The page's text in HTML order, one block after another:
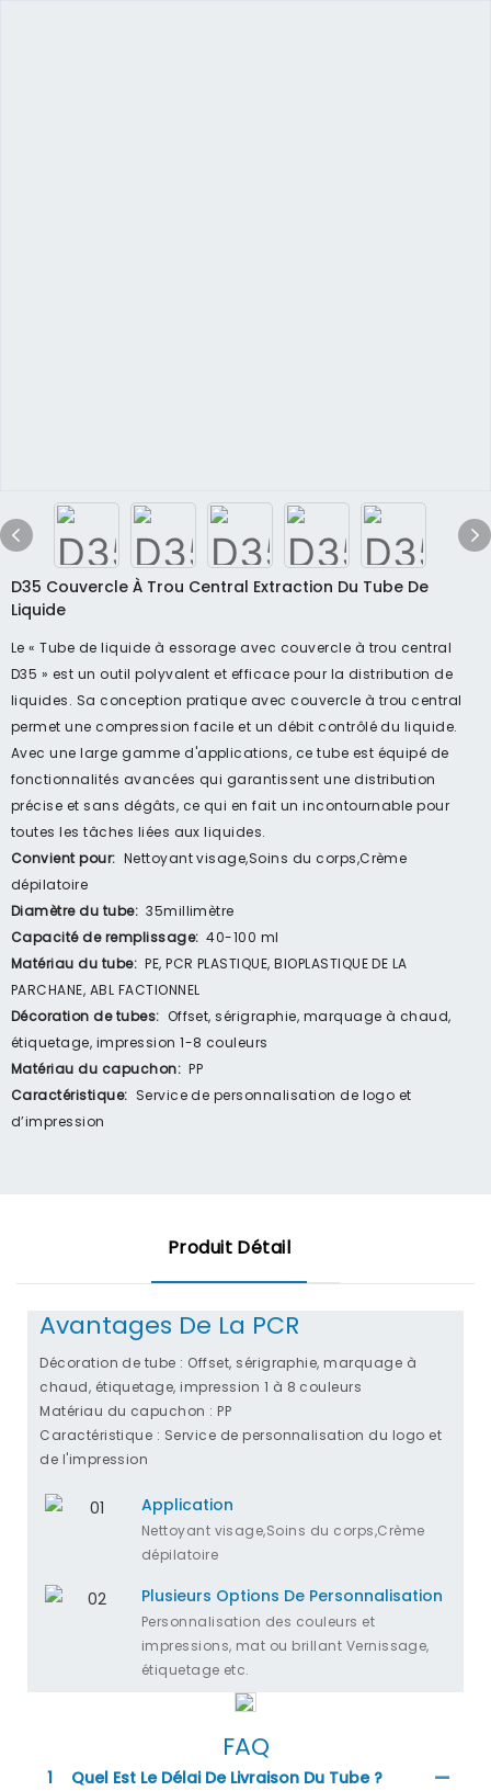
D35 Couvercle À Trou Central Extraction Du Tube De
Liquide
Le « Tube de liquide à essorage avec couvercle à trou central
D35 » est un outil polyvalent et efficace pour la distribution de
liquides. Sa conception pratique avec couvercle à trou central
permet une compression facile et un débit contrôlé du liquide.
Avec une large gamme d'applications, ce tube est équipé de
fonctionnalités avancées qui garantissent une distribution
précise et sans dégâts, ce qui en fait un incontournable pour
toutes les tâches liées aux liquides.
Convient pour: Nettoyant visage,Soins du corps,Crème
dépilatoire
Diamètre du tube: 35millimètre
Capacité de remplissage: 40-100 ml
Matériau du tube: PE, PCR PLASTIQUE, BIOPLASTIQUE DE LA
PARCHANE, ABL FACTIONNEL
Décoration de tubes: Offset, sérigraphie, marquage à chaud,
étiquetage, impression 1-8 couleurs
Matériau du capuchon: PP
Caractéristique: Service de personnalisation de logo et
d’impression
Produit Détail
Avantages De La PCR
Décoration de tube : Offset, sérigraphie, marquage à
chaud, étiquetage, impression 1 à 8 couleurs
Matériau du capuchon : PP
Caractéristique : Service de personnalisation du logo et
de l'impression
Application
Nettoyant visage,Soins du corps,Crème
dépilatoire
Plusieurs Options De Personnalisation
Personnalisation des couleurs et
impressions, mat ou brillant Vernissage,
étiquetage etc.
FAQ
1 Quel Est Le Délai De Livraison Du Tube ?